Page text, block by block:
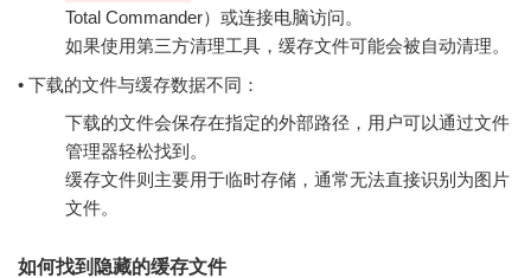
Total Commander）或连接电脑访问。
如果使用第三方清理工具，缓存文件可能会被自动清理。
• 下载的文件与缓存数据不同：
下载的文件会保存在指定的外部路径，用户可以通过文件
管理器轻松找到。
缓存文件则主要用于临时存储，通常无法直接识别为图片
文件。
如何找到隐藏的缓存文件